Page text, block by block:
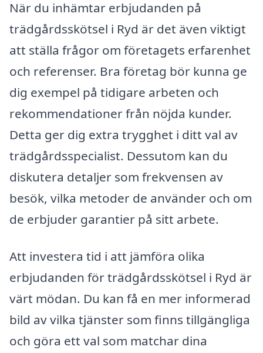
När du inhämtar erbjudanden på
trädgårdsskötsel i Ryd är det även viktigt
att ställa frågor om företagets erfarenhet
och referenser. Bra företag bör kunna ge
dig exempel på tidigare arbeten och
rekommendationer från nöjda kunder.
Detta ger dig extra trygghet i ditt val av
trädgårdsspecialist. Dessutom kan du
diskutera detaljer som frekvensen av
besök, vilka metoder de använder och om
de erbjuder garantier på sitt arbete.
Att investera tid i att jämföra olika
erbjudanden för trädgårdsskötsel i Ryd är
värt mödan. Du kan få en mer informerad
bild av vilka tjänster som finns tillgängliga
och göra ett val som matchar dina